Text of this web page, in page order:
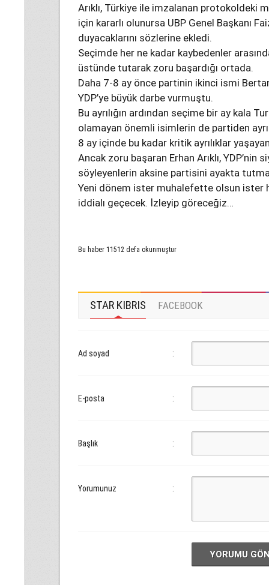
Arıklı, Türkiye ile imzalanan protokoldeki
için kararlı olunursa UBP Genel Başkanı
duyacaklarını sözlerine ekledi.
Seçimde her ne kadar kaybedenler
üstünde tutarak zoru başardığı ortada.
Daha 7-8 ay önce partinin ikinci ismi
YDP’ye büyük darbe vurmuştu.
Bu ayrılığın ardından seçime bir ay kala
olamayan önemli isimlerin de partiden
8 ay içinde bu kadar kritik ayrılıklar
Ancak zoru başaran Erhan Arıklı,
söyleyenlerin aksine partisini ayakta
Yeni dönem ister muhalefette olsun ister
iddialı geçecek. İzleyip göreceğiz…
Bu haber 11512 defa okunmuştur
STAR KIBRIS FACEBOOK
Ad soyad :
E-posta :
Başlık :
Yorumunuz :
YORUMU